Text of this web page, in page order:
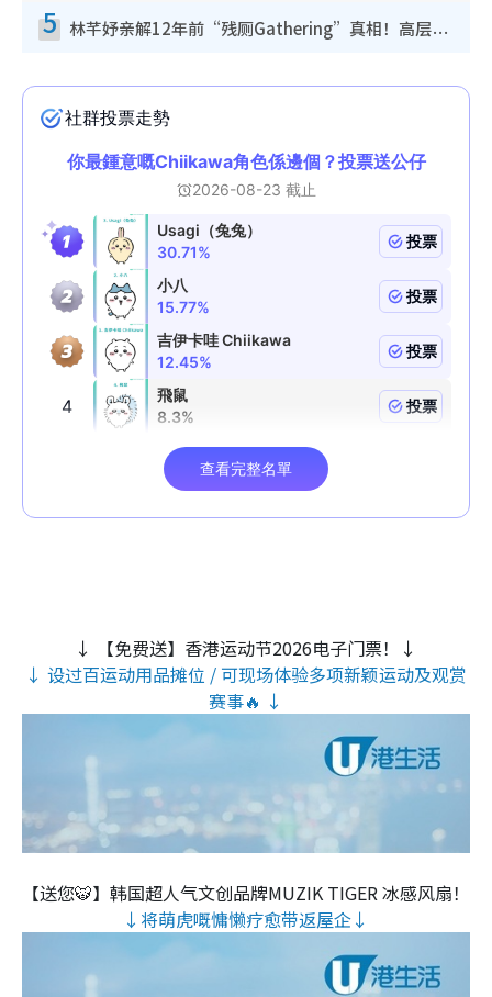
5 林芊妤亲解12年前“残厕Gathering”真相！高层解约一句话重创尊严，至今拒返TVB
↓ 【免费送】香港运动节2026电子门票！↓
↓ 设过百运动用品摊位 / 可现场体验多项新颖运动及观赏
赛事🔥 ↓
【送您🐯】韩国超人气文创品牌MUZIK TIGER 冰感风扇！
↓将萌虎嘅慵懒疗愈带返屋企↓